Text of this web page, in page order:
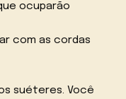
ocuparão
com as cordas
suéteres. Você